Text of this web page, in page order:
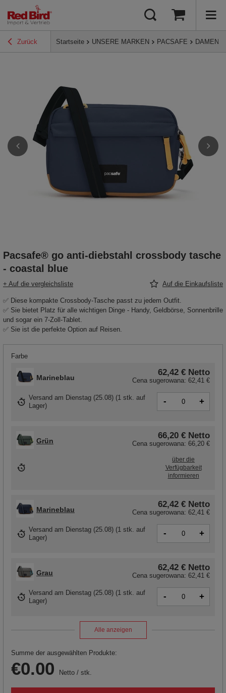
Zurück Startseite UNSERE MARKEN PACSAFE
Pacsafe® go anti-diebstahl crossbody tasche
- coastal blue
+ Auf die vergleichsliste Auf die Einkaufsliste
✅ Diese kompakte Crossbody-Tasche passt zu jedem Outfit.
✅ Sie bietet Platz für alle wichtigen Dinge - Handy, Geldbörse, Sonnenbrille
und sogar ein 7-Zoll-Tablet.
✅ Sie ist die perfekte Option auf Reisen.
Farbe
Grün
66,20 € Netto
Cena sugerowana: 66,20 €
über die
Verfügbarkeit
informieren
Marineblau
62,42 € Netto
Cena sugerowana: 62,41 €
Versand am Dienstag (25.08) (1 stk. auf
Lager)
- +
Grau
62,42 € Netto
Cena sugerowana: 62,41 €
Versand am Dienstag (25.08) (1 stk. auf
Lager)
- +
Marineblau
62,42 € Netto
Cena sugerowana: 62,41 €
Versand am Dienstag (25.08) (1 stk. auf
Lager) - +
Alle anzeigen
Summe der ausgewählten Produkte:
€0.00 Netto / stk.